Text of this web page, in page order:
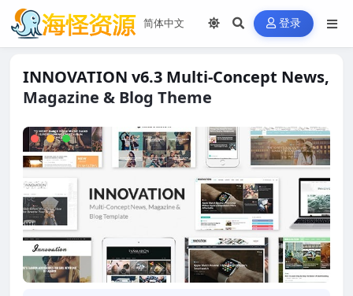
登录
INNOVATION v6.3 Multi-Concept News,
Magazine & Blog Theme